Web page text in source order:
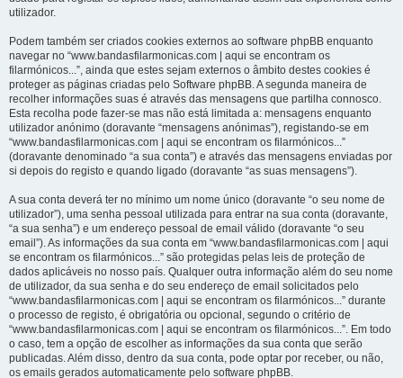
utilizador.
Podem também ser criados cookies externos ao software phpBB enquanto
navegar no “www.bandasfilarmonicas.com | aqui se encontram os
filarmónicos...”, ainda que estes sejam externos o âmbito destes cookies é
proteger as páginas criadas pelo Software phpBB. A segunda maneira de
recolher informações suas é através das mensagens que partilha connosco.
Esta recolha pode fazer-se mas não está limitada a: mensagens enquanto
utilizador anónimo (doravante “mensagens anónimas”), registando-se em
“www.bandasfilarmonicas.com | aqui se encontram os filarmónicos...”
(doravante denominado “a sua conta”) e através das mensagens enviadas por
si depois do registo e quando ligado (doravante “as suas mensagens”).
A sua conta deverá ter no mínimo um nome único (doravante “o seu nome de
utilizador”), uma senha pessoal utilizada para entrar na sua conta (doravante,
“a sua senha”) e um endereço pessoal de email válido (doravante “o seu
email”). As informações da sua conta em “www.bandasfilarmonicas.com | aqui
se encontram os filarmónicos...” são protegidas pelas leis de proteção de
dados aplicáveis no nosso país. Qualquer outra informação além do seu nome
de utilizador, da sua senha e do seu endereço de email solicitados pelo
“www.bandasfilarmonicas.com | aqui se encontram os filarmónicos...” durante
o processo de registo, é obrigatória ou opcional, segundo o critério de
“www.bandasfilarmonicas.com | aqui se encontram os filarmónicos...”. Em todo
o caso, tem a opção de escolher as informações da sua conta que serão
publicadas. Além disso, dentro da sua conta, pode optar por receber, ou não,
os emails gerados automaticamente pelo software phpBB.